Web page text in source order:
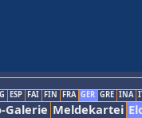
ESP FAI FIN FRA GER GRE INA
Galerie Meldekartei